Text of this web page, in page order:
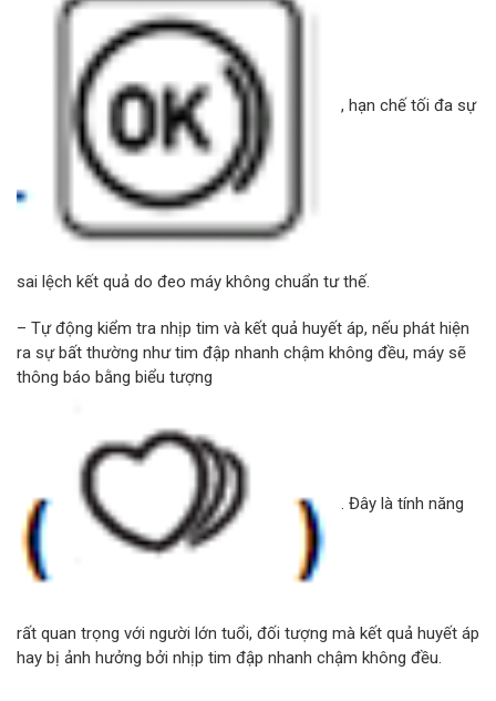
, hạn chế tối đa sự
sai lệch kết quả do đeo máy không chuẩn tư thế.
– Tự động kiểm tra nhịp tim và kết quả huyết áp, nếu phát hiện
ra sự bất thường như tim đập nhanh chậm không đều, máy sẽ
thông báo bằng biểu tượng
. Đây là tính năng
rất quan trọng với người lớn tuổi, đối tượng mà kết quả huyết áp
hay bị ảnh hưởng bởi nhịp tim đập nhanh chậm không đều.